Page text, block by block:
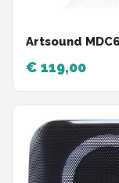
Artsound
€ 119,00